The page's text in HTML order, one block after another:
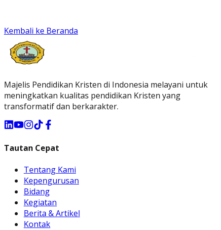
Kembali ke Beranda
Majelis Pendidikan Kristen di Indonesia melayani untuk
meningkatkan kualitas pendidikan Kristen yang
transformatif dan berkarakter.
Tautan Cepat
Tentang Kami
Kepengurusan
Bidang
Kegiatan
Berita & Artikel
Kontak